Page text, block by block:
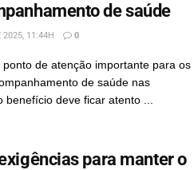
de saúde
2025, 11:44H 0
de atenção importante para os
de saúde nas
deve ficar atento ...
para manter o